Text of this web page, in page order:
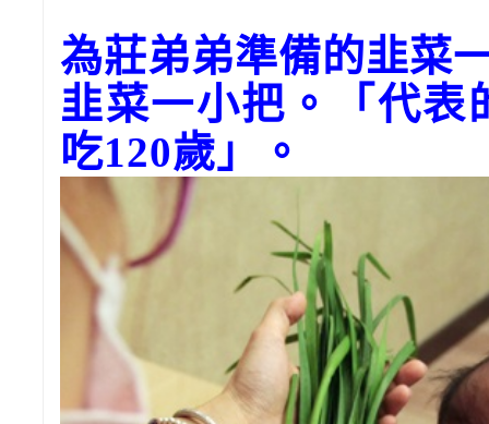
為莊弟弟準備的韭菜
韭菜一小把。「代表
吃120歲」。